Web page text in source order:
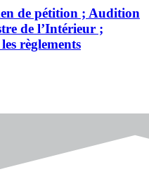
de pétition ; Audition
de l’Intérieur ;
règlements